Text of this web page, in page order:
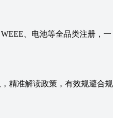
、电池等全品类注册，一
精准解读政策，有效规避合规